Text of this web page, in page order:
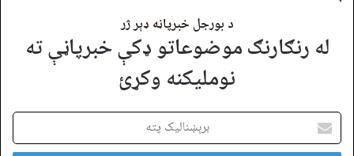
د بورجل خبرپاڼه ډېر ژر
له رنګارنګ موضوعاتو ډکې خبرپاڼې ته
نوملیکنه وکړئ
برېښنالیک
پته